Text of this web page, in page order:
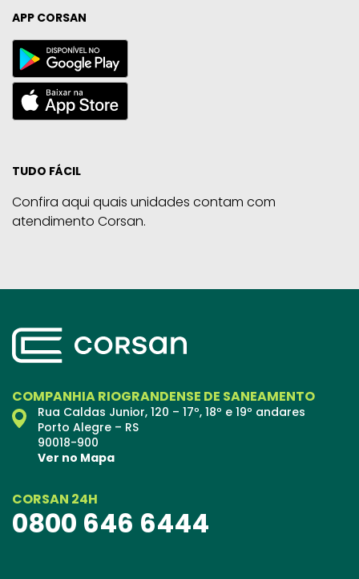
APP CORSAN
TUDO FÁCIL
Confira aqui quais unidades contam com
atendimento Corsan.
COMPANHIA RIOGRANDENSE DE SANEAMENTO
Rua Caldas Junior, 120 – 17º, 18º e 19º andares
Porto Alegre – RS
90018-900
Ver no Mapa
CORSAN 24H
0800 646 6444